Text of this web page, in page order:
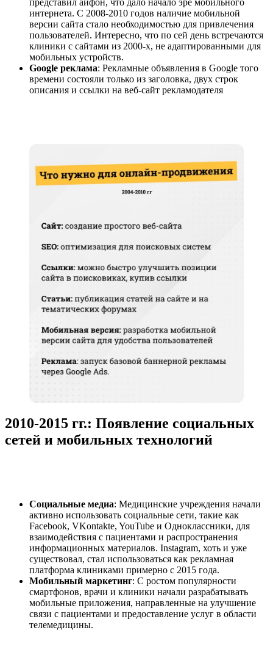
представил айфон, что дало начало эре мобильного
интернета. С 2008-2010 годов наличие мобильной
версии сайта стало необходимостью для привлечения
пользователей. Интересно, что по сей день встречаются
клиники с сайтами из 2000-х, не адаптированными для
мобильных устройств.
Google реклама: Рекламные объявления в Google того
времени состояли только из заголовка, двух строк
описания и ссылки на веб-сайт рекламодателя
2010-2015 гг.: Появление социальных
сетей и мобильных технологий
Социальные медиа: Медицинские учреждения начали
активно использовать социальные сети, такие как
Facebook, VKontakte, YouTube и Одноклассники, для
взаимодействия с пациентами и распространения
информационных материалов. Instagram, хоть и уже
существовал, стал использоваться как рекламная
платформа клиниками примерно с 2015 года.
Мобильный маркетинг: С ростом популярности
смартфонов, врачи и клиники начали разрабатывать
мобильные приложения, направленные на улучшение
связи с пациентами и предоставление услуг в области
телемедицины.